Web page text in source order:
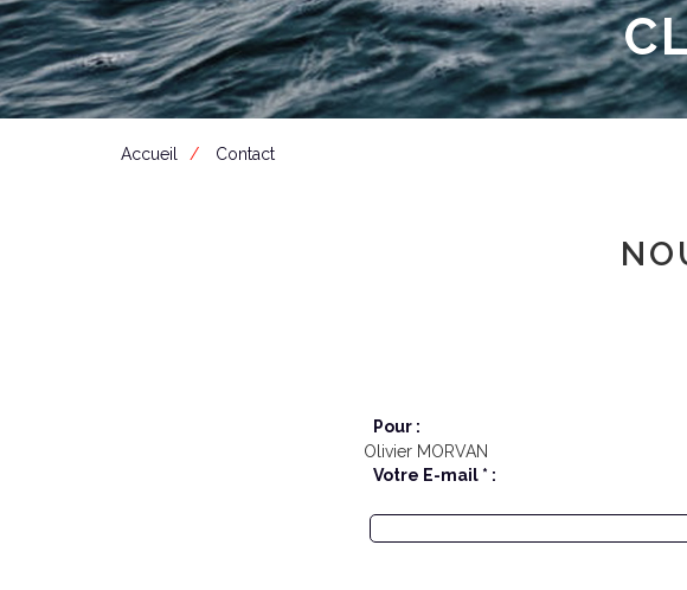
Accueil Contact
Pour :
Olivier MORVAN
Votre E-mail * :